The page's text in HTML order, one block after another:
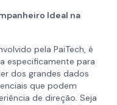
Ideal na
pela PaiTech, é
especificamente para
dos grandes dados
que podem
de direção. Seja